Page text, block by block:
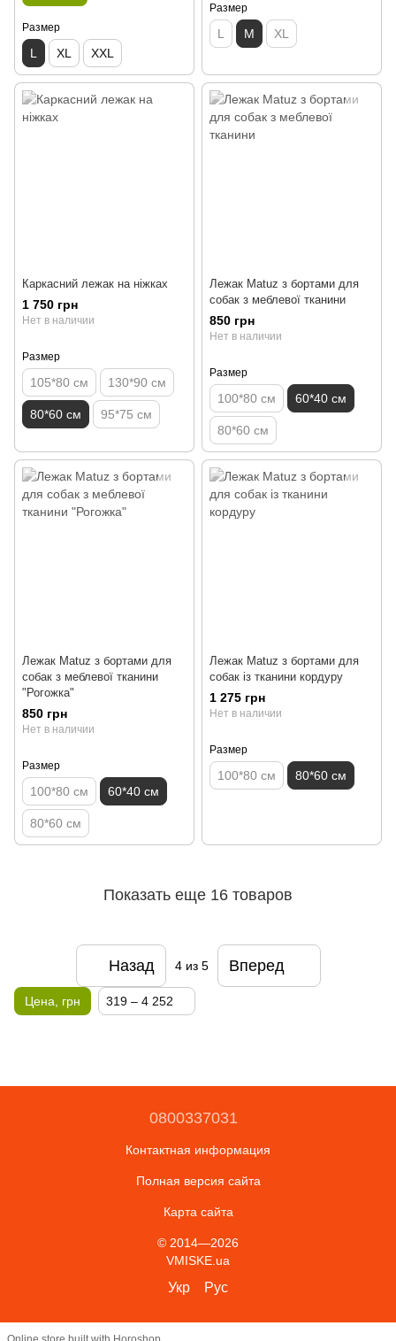
Размер
L XL XXL
Размер
L M XL
Каркасний лежак на ніжках
1 750 грн
Нет в наличии
Размер
105*80 см 130*90 см
80*60 см 95*75 см
Лежак Matuz з бортами для
собак з меблевої тканини
850 грн
Нет в наличии
Размер
100*80 см 60*40 см
80*60 см
Лежак Matuz з бортами для
собак з меблевої тканини
"Рогожка"
850 грн
Нет в наличии
Размер
100*80 см 60*40 см
80*60 см
Лежак Matuz з бортами для
собак із тканини кордуру
1 275 грн
Нет в наличии
Размер
100*80 см 80*60 см
Показать еще 16 товаров
Назад 4из 5 Вперед
Цена, грн 319 – 4 252
0800337031
Контактная информация
Полная версия сайта
Карта сайта
© 2014—2026
VMISKE.ua
Укр Рус